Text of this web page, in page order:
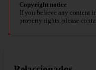
Copyright notice
If you believe any content
property rights, please